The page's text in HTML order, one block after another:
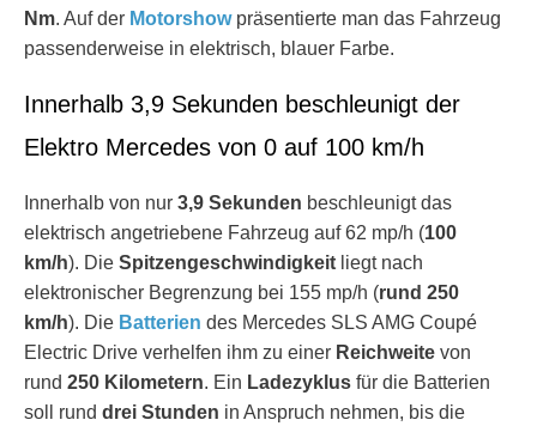
Nm. Auf der Motorshowpräsentierte man das Fahrzeug
passenderweise in elektrisch, blauer Farbe.
Innerhalb 3,9 Sekunden beschleunigt der
Elektro Mercedes von 0 auf 100 km/h
Innerhalb von nur 3,9 Sekunden beschleunigt das
elektrisch angetriebene Fahrzeug auf 62 mp/h (100
km/h). Die Spitzengeschwindigkeit liegt nach
elektronischer Begrenzung bei 155 mp/h (rund 250
km/h). Die Batterien des Mercedes SLS AMG Coupé
Electric Drive verhelfen ihm zu einer Reichweite von
rund 250 Kilometern. Ein Ladezyklus für die Batterien
soll rund drei Stunden in Anspruch nehmen, bis die